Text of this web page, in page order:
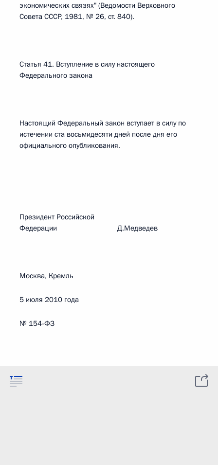
экономических связях" (Ведомости Верховного
Совета СССР, 1981, № 26, ст. 840).
Статья 41. Вступление в силу настоящего
Федерального закона
Настоящий Федеральный закон вступает в силу по
истечении ста восьмидесяти дней после дня его
официального опубликования.
Президент Российской
Федерации Д.Медведев
Москва, Кремль
5 июля 2010 года
№ 154-ФЗ